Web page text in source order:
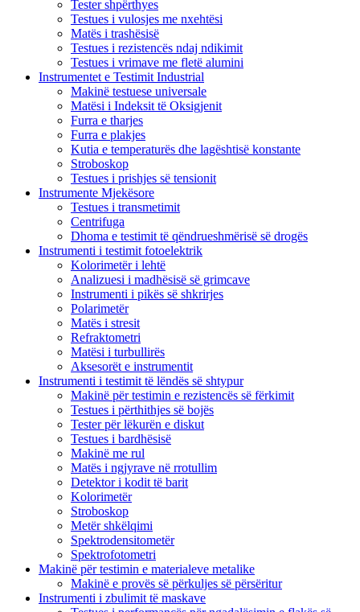
Tester shpërthyes
Testues i vulosjes me nxehtësi
Matës i trashësisë
Testues i rezistencës ndaj ndikimit
Testues i vrimave me fletë alumini
Instrumentet e Testimit Industrial
Makinë testuese universale
Matësi i Indeksit të Oksigjenit
Furra e tharjes
Furra e plakjes
Kutia e temperaturës dhe lagështisë konstante
Stroboskop
Testues i prishjes së tensionit
Instrumente Mjekësore
Testues i transmetimit
Centrifuga
Dhoma e testimit të qëndrueshmërisë së drogës
Instrumenti i testimit fotoelektrik
Kolorimetër i lehtë
Analizuesi i madhësisë së grimcave
Instrumenti i pikës së shkrirjes
Polarimetër
Matës i stresit
Refraktometri
Matësi i turbullirës
Aksesorët e instrumentit
Instrumenti i testimit të lëndës së shtypur
Makinë për testimin e rezistencës së fërkimit
Testues i përthithjes së bojës
Tester për lëkurën e diskut
Testues i bardhësisë
Makinë me rul
Matës i ngjyrave në rrotullim
Detektor i kodit të barit
Kolorimetër
Stroboskop
Metër shkëlqimi
Spektrodensitometër
Spektrofotometri
Makinë për testimin e materialeve metalike
Makinë e provës së përkuljes së përsëritur
Instrumenti i zbulimit të maskave